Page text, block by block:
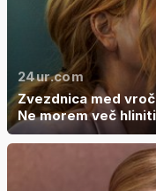
24ur.com
Zvezdnica med
Ne morem več